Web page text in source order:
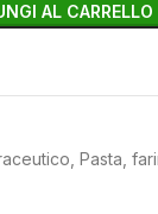
AL CARRELLO
, Pasta,